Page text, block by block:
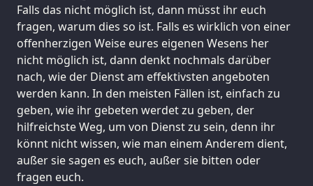
Falls das nicht möglich ist, dann müsst ihr euch
fragen, warum dies so ist. Falls es wirklich von einer
offenherzigen Weise eures eigenen Wesens her
nicht möglich ist, dann denkt nochmals darüber
nach, wie der Dienst am effektivsten angeboten
werden kann. In den meisten Fällen ist, einfach zu
geben, wie ihr gebeten werdet zu geben, der
hilfreichste Weg, um von Dienst zu sein, denn ihr
könnt nicht wissen, wie man einem Anderem dient,
außer sie sagen es euch, außer sie bitten oder
fragen euch.